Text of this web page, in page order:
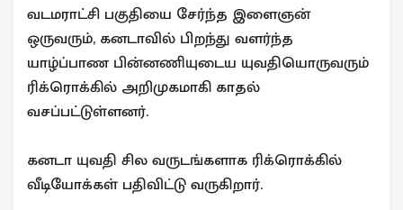
வடமராட்சி பகுதியை சேர்ந்த இளைஞன்
ஒருவரும், கனடாவில் பிறந்து வளர்ந்த
யாழ்ப்பாண பின்னணியுடைய யுவதியொருவரும்
ரிக்ரொக்கில் அறிமுகமாகி காதல்
வசப்பட்டுள்ளனர்.
கனடா யுவதி சில வருடங்களாக ரிக்ரொக்கில்
வீடியோக்கள் பதிவிட்டு வருகிறார்.